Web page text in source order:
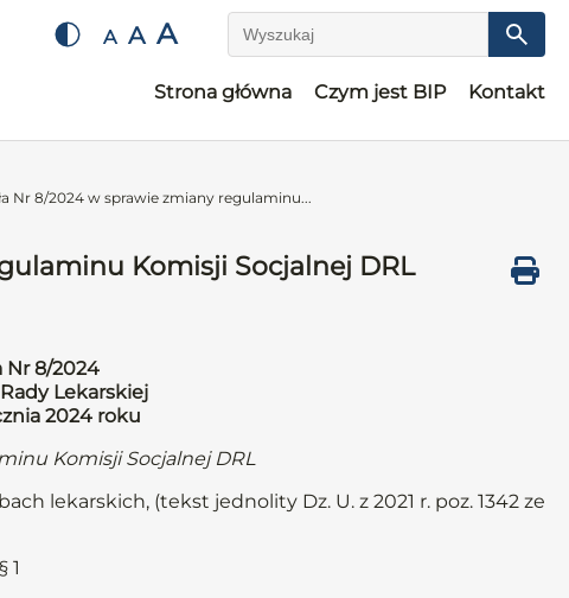
A A A Wyszukaj
Strona główna Czym jest BIP Kontakt
Nr 8/2024 w sprawie zmiany regulaminu...
Komisji Socjalnej DRL
Nr 8/2024
Lekarskiej
2024 roku
Komisji Socjalnej DRL
lekarskich, (tekst jednolity Dz. U. z 2021 r. poz. 1342 ze
§ 1